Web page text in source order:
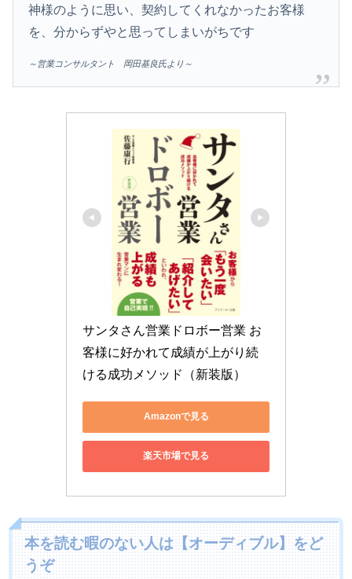
神様のように思い、契約してくれなかったお客様
を、分からずやと思ってしまいがちです
～営業コンサルタント 岡田基良氏より～
サンタさん営業ドロボー営業 お
客様に好かれて成績が上がり続
ける成功メソッド（新装版）
Amazonで見る
楽天市場で見る
本を読む暇のない人は【オーディブル】をど
うぞ